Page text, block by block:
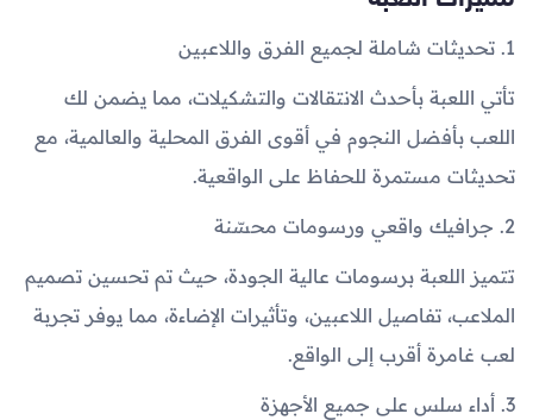
1. تحديثات شاملة لجميع الفرق واللاعبين
تأتي اللعبة بأحدث الانتقالات والتشكيلات، مما يضمن لك
اللعب بأفضل النجوم في أقوى الفرق المحلية والعالمية، مع
تحديثات مستمرة للحفاظ على الواقعية.
2. جرافيك واقعي ورسومات محسّنة
تتميز اللعبة برسومات عالية الجودة، حيث تم تحسين تصميم
الملاعب، تفاصيل اللاعبين، وتأثيرات الإضاءة، مما يوفر تجربة
لعب غامرة أقرب إلى الواقع.
3. أداء سلس على جميع الأجهزة